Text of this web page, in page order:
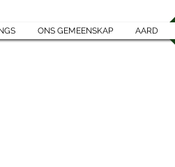
ONS GEMEENSKAP AARD